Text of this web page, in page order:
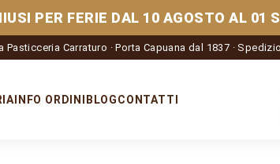
PER FERIE DAL 10 AGOSTO AL 01
Pasticceria Carraturo · Porta Capuana dal 1837 ·
INFO ORDINI BLOGCONTATTI